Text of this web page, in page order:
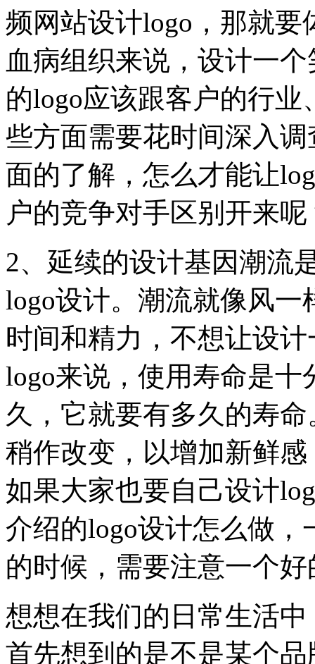
频网站设计logo，那就
血病组织来说，设计一
的logo应该跟客户的行
些方面需要花时间深入
面的了解，怎么才能让
户的竞争对手区别开来呢
2、延续的设计基因潮流
logo设计。潮流就像风
时间和精力，不想让设
logo来说，使用寿命是
久，它就要有多久的寿
稍作改变，以增加新鲜
如果大家也要自己设计
介绍的logo设计怎么做
的时候，需要注意一个
想想在我们的日常生活
首先想到的是不是某个